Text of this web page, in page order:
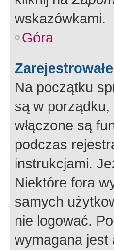
wskazówkami.
Góra
Na początku
są w
włączone są
podczas
instrukcjami.
Niektóre fora
samych
nie logować.
wymagana jest